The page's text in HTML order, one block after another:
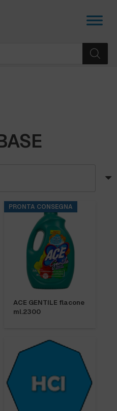
PRONTA CONSEGNA
ACE GENTILE flacone
ml.2300